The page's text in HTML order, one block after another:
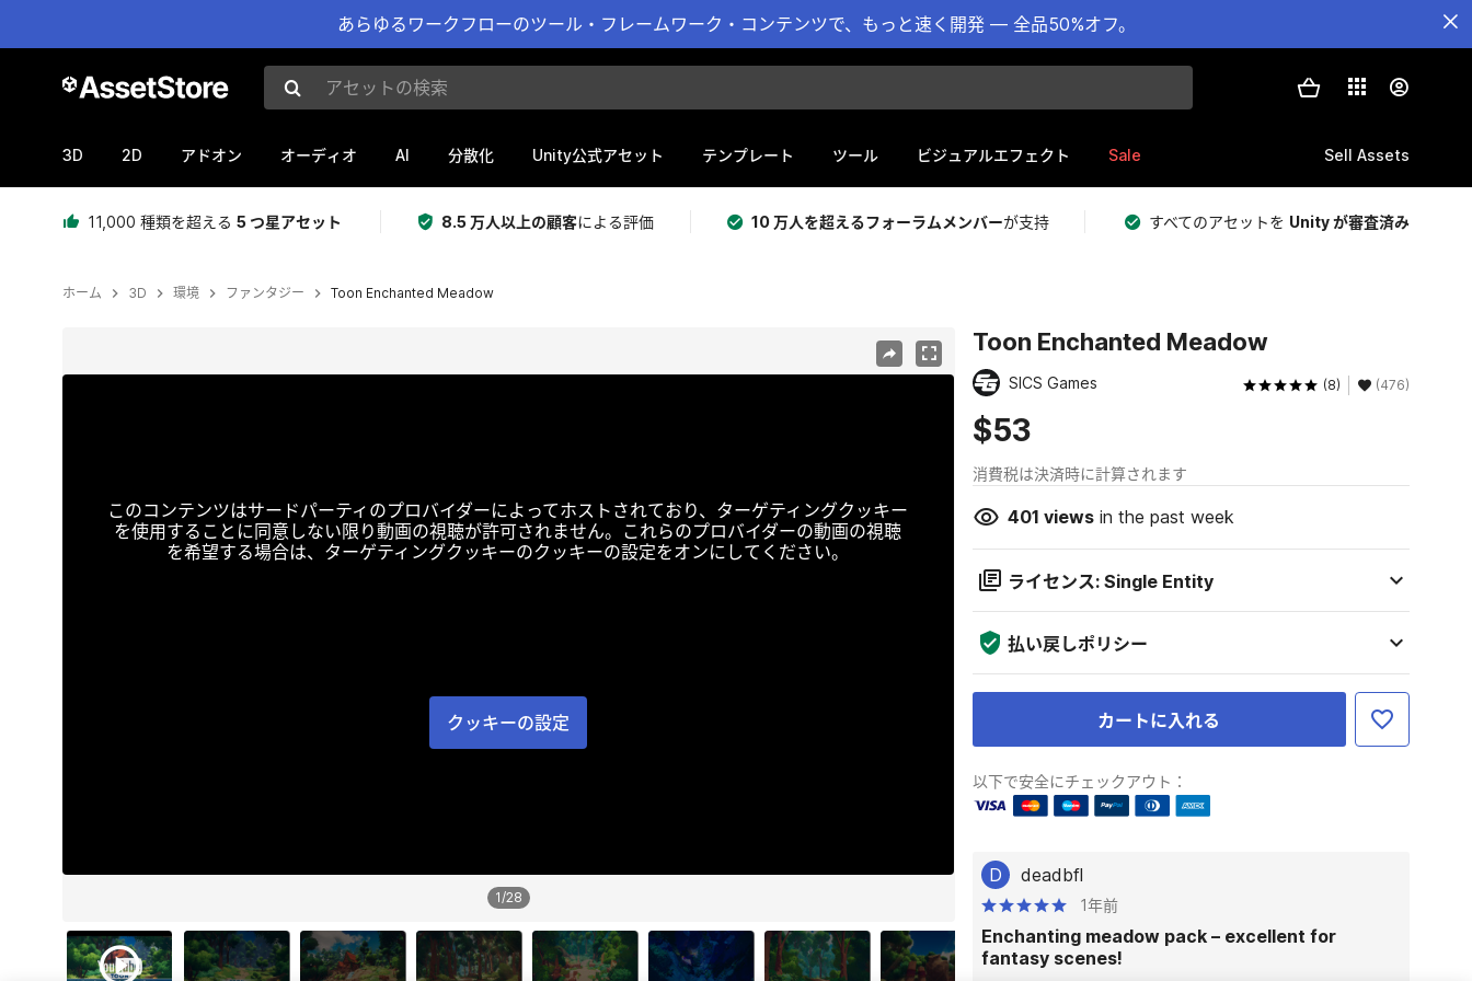
あらゆるワークフローのツール・フレームワーク・コンテンツで、もっと速く開発 — 全品50%オフ。
アセットの検索
3D 2D アドオン オーディオ AI 分散化 Unity公式アセット テンプレート ツール ビジュアルエフェクト Sale Sell Assets
11,000 種類を超える 5 つ星アセット 8.5 万人以上の顧客による評価 10 万人を超えるフォーラムメンバーが支持 すべてのアセットを Unity が審査済み
ホーム 3D 環境 ファンタジー Toon Enchanted Meadow
このコンテンツはサードパーティのプロバイダーによってホストされており、ターゲティングクッキー
を使用することに同意しない限り動画の視聴が許可されません。これらのプロバイダーの動画の視聴
を希望する場合は、ターゲティングクッキーのクッキーの設定をオンにしてください。
クッキーの設定
1/28
Toon Enchanted Meadow
SICS Games (8) (476)
$53
消費税は決済時に計算されます
401 viewsin the past week
ライセンス: Single Entity
払い戻しポリシー
カートに入れる
以下で安全にチェックアウト：
D deadbfl
1年前
Enchanting meadow pack – excellent for
fantasy scenes!